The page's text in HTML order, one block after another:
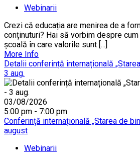
Webinarii
Crezi că educația are menirea de a
conținuturi? Hai să vorbim despre
școală în care valorile sunt [...]
More Info
Detalii conferință internațională
3 aug.
03/08/2026
5:00 pm - 7:00 pm
Conferință internațională „Starea de
august
Webinarii